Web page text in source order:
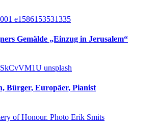
Gemälde „Einzug in Jerusalem“
Bürger, Europäer, Pianist